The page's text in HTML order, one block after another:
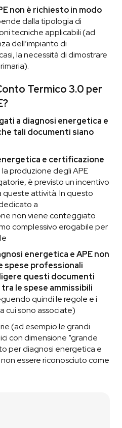
non è richiesto in modo
dalla tipologia di
tecniche applicabili (ad
dell’impianto di
la necessità di dimostrare
Termico 3.0 per
a diagnosi energetica e
tali documenti siano
e certificazione
la produzione degli APE
è previsto un incentivo
attività. In questo
a
non viene conteggiato
complessivo erogabile per
energetica e APE non
spese professionali
questi documenti
le spese ammissibili
quindi le regole e i
cui sono associate)
(ad esempio le grandi
con dimensione “grande
per diagnosi energetica e
essere riconosciuto come